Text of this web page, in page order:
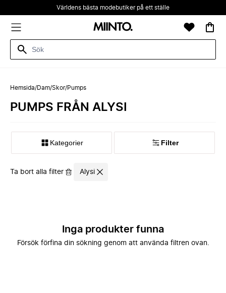
Världens bästa modebutiker på ett ställe
Hemsida/Dam/Skor/Pumps
PUMPS FRÅN ALYSI
Kategorier Filter
Ta bort alla filter Alysi
Inga produkter funna
Försök förfina din sökning genom att använda filtren ovan.